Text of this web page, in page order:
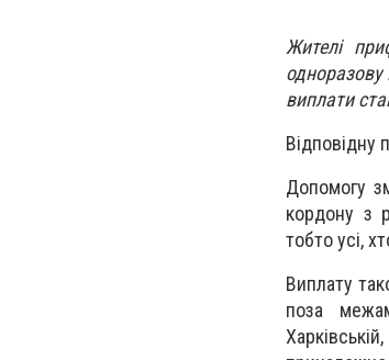
Жителі
виплати
Відповідну
Допомогу
кордону з
тобто усі,
Виплату
поза